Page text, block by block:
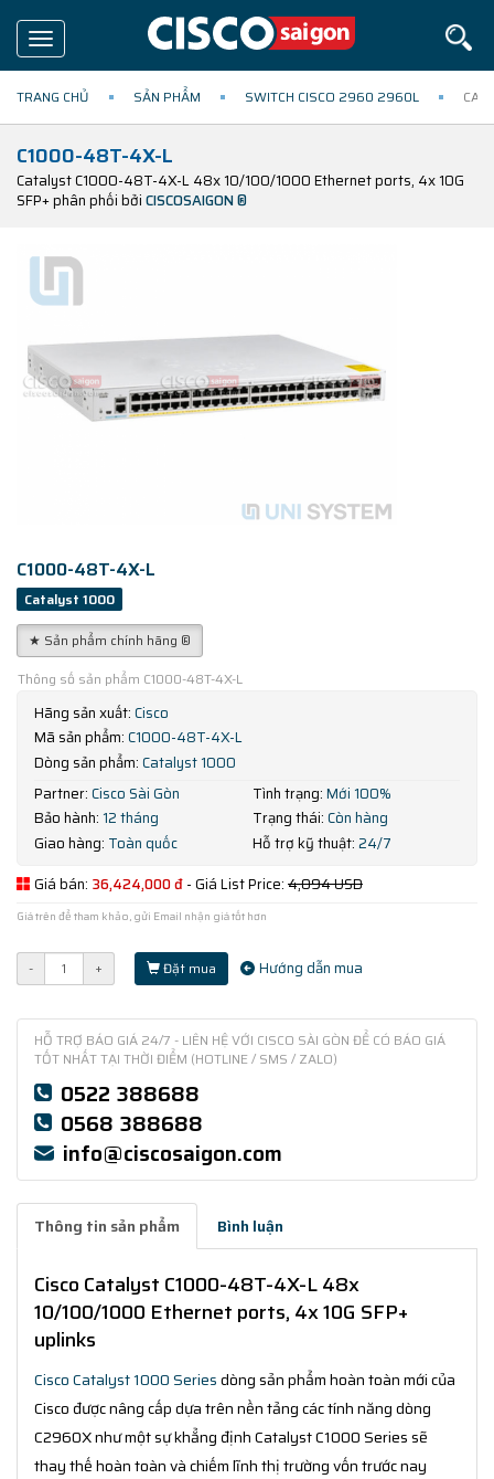
Toggle
navigation
TRANG CHỦ SẢN PHẨM SWITCH CISCO 2960 2960L
C1000-48T-4X-L
Catalyst C1000-48T-4X-L 48x 10/100/1000 Ethernet ports, 4x 10G
SFP+ phân phối bởiCISCOSAIGON ®
C1000-48T-4X-L
Catalyst 1000
★ Sản phẩm chính hãng ®
Thông số sản phẩm C1000-48T-4X-L
Hãng sản xuất:Cisco
Mã sản phẩm:C1000-48T-4X-L
Dòng sản phẩm:Catalyst 1000
Partner:Cisco Sài Gòn Tình trạng:Mới 100%
Bảo hành: 12 tháng Trạng thái:Còn hàng
Giao hàng: Toàn quốc Hỗ trợ kỹ thuật:24/7
Giá bán: 36,424,000 đ- Giá List Price:4,094 USD
Giá trên để tham khảo, gửi Email nhận giá tốt hơn
- + Đặt mua Hướng dẫn mua
HỖ TRỢ BÁO GIÁ 24/7 - LIÊN HỆ VỚI CISCO SÀI GÒN ĐỂ CÓ BÁO GIÁ
TỐT NHẤT TẠI THỜI ĐIỂM (HOTLINE / SMS / ZALO)
0522 388688
0568 388688
info@ciscosaigon.com
Thông tin sản phẩm Bình luận
Cisco Catalyst C1000-48T-4X-L 48x
10/100/1000 Ethernet ports, 4x 10G SFP+
uplinks
Cisco Catalyst 1000 Seriesdòng sản phẩm hoàn toàn mới của
Cisco được nâng cấp dựa trên nền tảng các tính năng dòng
C2960X như một sự khẳng định Catalyst C1000 Series sẽ
thay thế hoàn toàn và chiếm lĩnh thị trường vốn trước nay